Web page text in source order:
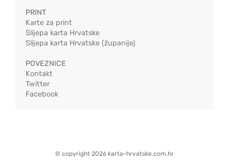
PRINT
Karte za print
Slijepa karta Hrvatske
Slijepa karta Hrvatske (županije)
POVEZNICE
Kontakt
Twitter
Facebook
© copyright 2026 karta-hrvatske.com.hr